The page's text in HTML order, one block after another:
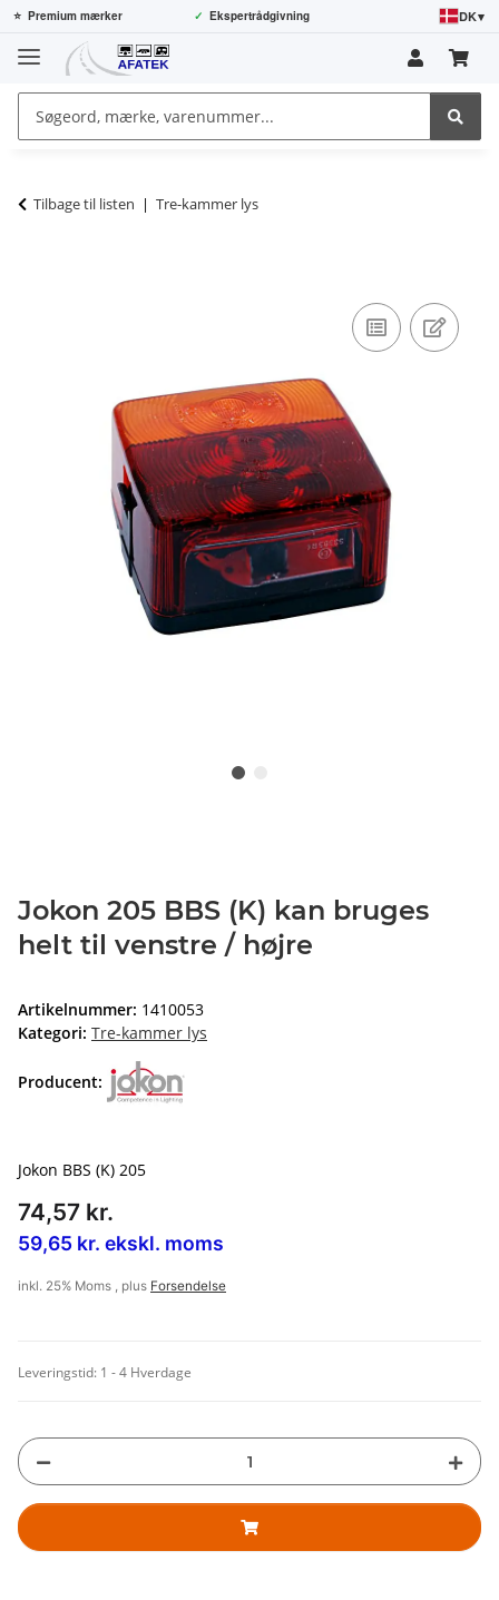
⭐ Premium mærker ✓ Ekspertrådgivning DK▾
Tilbage til listen Tre-kammer lys
Jokon 205 BBS (K) kan bruges
helt til venstre / højre
Artikelnummer: 1410053
Kategori: Tre-kammer lys
Producent:
Jokon BBS (K) 205
74,57 kr.
59,65 kr. ekskl. moms
inkl. 25% Moms , plus Forsendelse
Leveringstid: 1 - 4 Hverdage